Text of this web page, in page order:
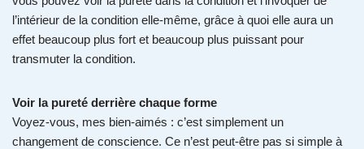
l’intérieur de la condition elle-même, grâce à quoi elle aura un
effet beaucoup plus fort et beaucoup plus puissant pour
transmuter la condition.
Voir la pureté derrière chaque forme
Voyez-vous, mes bien-aimés : c’est simplement un
changement de conscience. Ce n’est peut-être pas si simple à